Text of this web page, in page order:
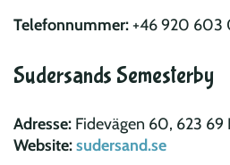
Telefonnummer:+46 920 603
Sudersands Semesterby
Adresse: Fidevägen 60, 623 69
Website:sudersand.se